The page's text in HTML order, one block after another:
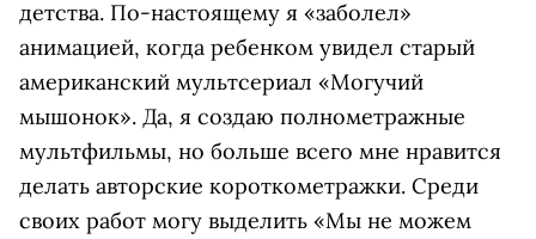
детства. По-настоящему я «заболел»
анимацией, когда ребенком увидел старый
американский мультсериал «Могучий
мышонок». Да, я создаю полнометражные
мультфильмы, но больше всего мне нравится
делать авторские короткометражки. Среди
своих работ могу выделить «Мы не можем